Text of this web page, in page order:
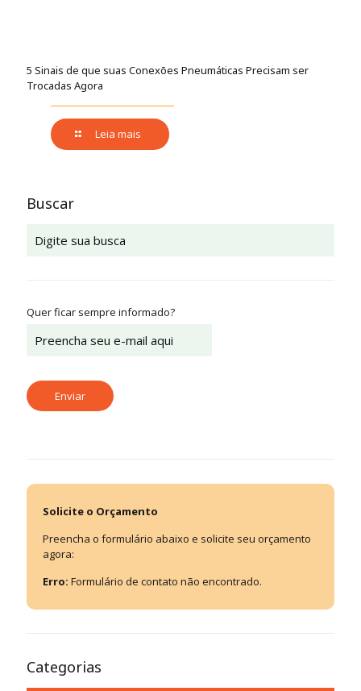
5 Sinais de que suas Conexões Pneumáticas Precisam ser
Trocadas Agora
Leia mais
Buscar
Quer ficar sempre informado?
Solicite o Orçamento
Preencha o formulário abaixo e solicite seu orçamento
agora:
Erro: Formulário de contato não encontrado.
Categorias